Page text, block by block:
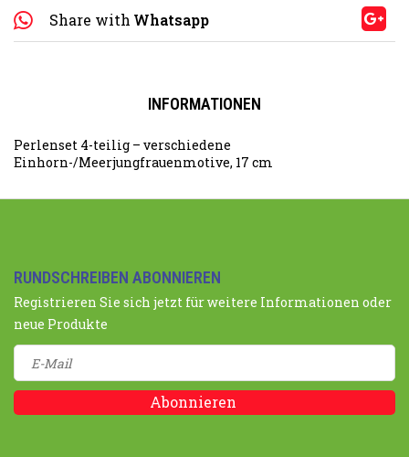
Share with Whatsapp
INFORMATIONEN
Perlenset 4-teilig – verschiedene
Einhorn-/Meerjungfrauenmotive, 17 cm
RUNDSCHREIBEN ABONNIEREN
Registrieren Sie sich jetzt für weitere Informationen oder
neue Produkte
Abonnieren